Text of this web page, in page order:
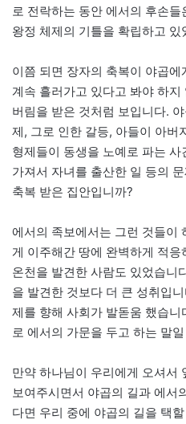
로 전락하는 동안 에서의 후손
왕정 체제의 기틀을 확립하고 있
이쯤 되면 장자의 축복이 야곱
계속 흘러가고 있다고 봐야 하
버림을 받은 것처럼 보입니다.
제, 그로 인한 갈등, 아들이 아버
형제들이 동생을 노예로 파는
가져서 자녀를 출산한 일 등의
축복 받은 집안입니까?
에서의 족보에서는 그런 것들이
게 이주해간 땅에 완벽하게 적
온천을 발견한 사람도 있었습니
을 발견한 것보다 더 큰 성취입
제를 향해 사회가 발돋움 했습
로 에서의 가문을 두고 하는 말
만약 하나님이 우리에게 오셔서
보여주시면서 야곱의 길과 에서
다면 우리 중에 야곱의 길을 택